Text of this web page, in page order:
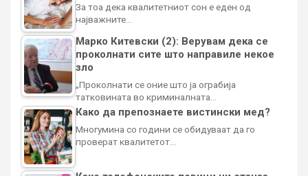
За тоа дека квалитетниот сон е еден од
најважните…
Марко Китевски (2): Верувам дека се
проколнати сите што направиле некое
зло
„Проколнати се оние што ја ограбија
татковината во криминалната…
Како да препознаете вистински мед?
Многумина со години се обидуваат да го
проверат квалитетот…